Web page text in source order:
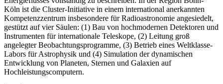
Köln ist die Cluster-Initiative in einem international anerkannten
Kompetenzzentrum insbesondere für Radioastronomie angesiedelt,
gestützt auf vier Säulen: (1) Bau von hochmodernen Detektoren und
Instrumenten für internationale Teleskope, (2) Leitung groß
angelegter Beobachtungsprogramme, (3) Betrieb eines Weltklasse-
Labors für Astrophysik und (4) Simulation der dynamischen
Entwicklung von Planeten, Sternen und Galaxien auf
Hochleistungscomputern.